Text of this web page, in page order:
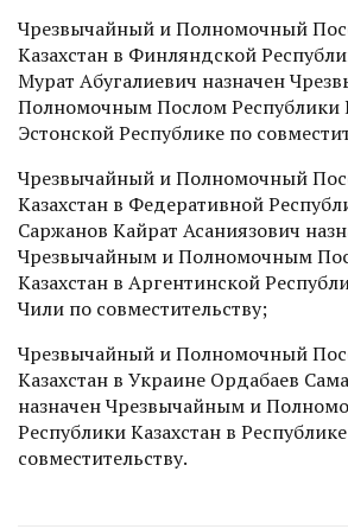
Чрезвычайный и Полномочный
Казахстан в Финляндской
Мурат Абугалиевич назначен
Полномочным Послом Республики
Эстонской Республике по
Чрезвычайный и Полномочный
Казахстан в Федеративной
Саржанов Кайрат Асаниязович
Чрезвычайным и Полномочным
Казахстан в Аргентинской
Чили по совместительству;
Чрезвычайный и Полномочный
Казахстан в Украине Ордабаев
назначен Чрезвычайным и
Республики Казахстан в
совместительству.